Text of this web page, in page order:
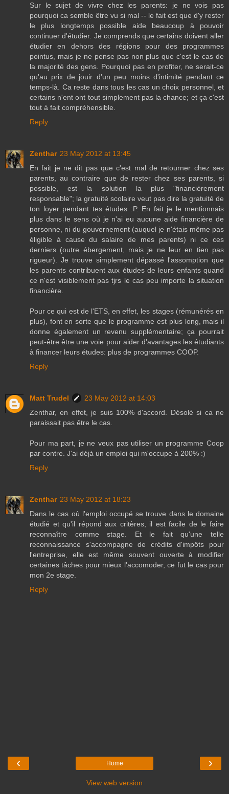
Sur le sujet de vivre chez les parents: je ne vois pas
pourquoi ca semble être vu si mal -- le fait est que d'y rester
le plus longtemps possible aide beaucoup à pouvoir
continuer d'étudier. Je comprends que certains doivent aller
étudier en dehors des régions pour des programmes
pointus, mais je ne pense pas non plus que c'est le cas de
la majorité des gens. Pourquoi pas en profiter, ne serait-ce
qu'au prix de jouir d'un peu moins d'intimité pendant ce
temps-là. Ca reste dans tous les cas un choix personnel, et
certains n'ent ont tout simplement pas la chance; et ça c'est
tout à fait compréhensible.
Reply
Zenthar 23 May 2012 at 13:45
En fait je ne dit pas que c'est mal de retourner chez ses
parents, au contraire que de rester chez ses parents, si
possible, est la solution la plus "financièrement
responsable"; la gratuité scolaire veut pas dire la gratuité de
ton loyer pendant tes études :P. En fait je le mentionnais
plus dans le sens où je n'ai eu aucune aide financière de
personne, ni du gouvernement (auquel je n'étais même pas
éligible à cause du salaire de mes parents) ni ce ces
derniers (outre ébergement, mais je ne leur en tien pas
rigueur). Je trouve simplement dépassé l'assomption que
les parents contribuent aux études de leurs enfants quand
ce n'est visiblement pas tjrs le cas peu importe la situation
financière.
Pour ce qui est de l'ETS, en effet, les stages (rémunérés en
plus), font en sorte que le programme est plus long, mais il
donne également un revenu supplémentaire; ça pourrait
peut-être être une voie pour aider d'avantages les étudiants
à financer leurs études: plus de programmes COOP.
Reply
Matt Trudel
23 May 2012 at 14:03
Zenthar, en effet, je suis 100% d'accord. Désolé si ca ne
paraissait pas être le cas.
Pour ma part, je ne veux pas utiliser un programme Coop
par contre. J'ai déjà un emploi qui m'occupe à 200% :)
Reply
Zenthar 23 May 2012 at 18:23
Dans le cas où l'emploi occupé se trouve dans le domaine
étudié et qu'il répond aux critères, il est facile de le faire
reconnaître comme stage. Et le fait qu'une telle
reconnaissance s'accompagne de crédits d'impôts pour
l'entreprise, elle est même souvent ouverte à modifier
certaines tâches pour mieux l'accomoder, ce fut le cas pour
mon 2e stage.
Reply
‹ ›
Home
View web version